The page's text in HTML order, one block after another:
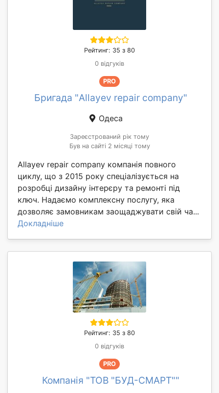
Рейтинг: 35 з 80
0 відгуків
PRO
Бригада "Allayev repair company"
Одеса
Зареєстрований рік тому
Був на сайті 2 місяці тому
Allayev repair company компанія повного
циклу, що з 2015 року спеціалізується на
розробці дизайну інтерєру та ремонті під
ключ. Надаємо комплексну послугу, яка
дозволяє замовникам заощаджувати свій ча...
Докладніше
Рейтинг: 35 з 80
0 відгуків
PRO
Компанія "ТОВ "БУД-СМАРТ""